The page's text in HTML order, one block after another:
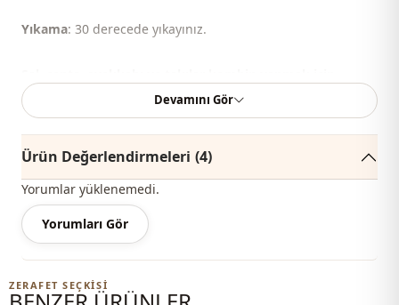
Yıkama: 30 derecede yıkayınız.
kullanılmıştır.
Yaka Hakim yaka
Mevsi̇m
Mevsi̇m
Devamını Gör
Ürün Değerlendirmeleri (4)
Yorumlar yüklenemedi.
Yorumları Gör
ZERAFET SEÇKISI